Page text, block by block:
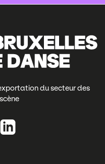
du secteur des